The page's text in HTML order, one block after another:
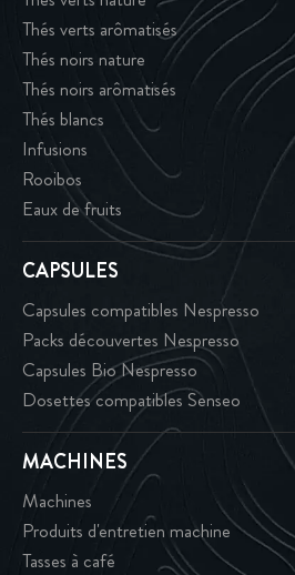
Thés verts arômatisés
Thés noirs nature
Thés noirs arômatisés
Thés blancs
Infusions
Rooibos
Eaux de fruits
CAPSULES
Capsules compatibles Nespresso
Packs découvertes Nespresso
Capsules Bio Nespresso
Dosettes compatibles Senseo
MACHINES
Machines
Produits d'entretien machine
Tasses à café